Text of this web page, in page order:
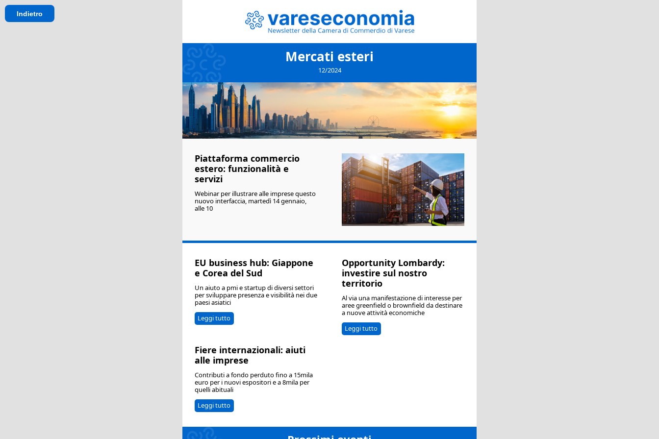
Indietro
Mercati esteri
12/2024
Piattaforma commercio
estero: funzionalità e
servizi
Webinar per illustrare alle imprese questo
nuovo interfaccia, martedì 14 gennaio,
alle 10
EU business hub: Giappone
e Corea del Sud
Un aiuto a pmi e startup di diversi settori
per sviluppare presenza e visibilità nei due
paesi asiatici
Leggi tutto
Opportunity Lombardy:
investire sul nostro
territorio
Al via una manifestazione di interesse per
aree greenfield o brownfield da destinare
a nuove attività economiche
Leggi tutto
Fiere internazionali: aiuti
alle imprese
Contributi a fondo perduto fino a 15mila
euro per i nuovi espositori e a 8mila per
quelli abituali
Leggi tutto